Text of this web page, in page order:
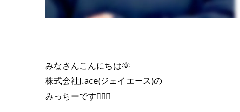
みなさんこんにちは🌞
株式会社J.ace(ジェイエース)の
みっちーです🙋‍♀️✨